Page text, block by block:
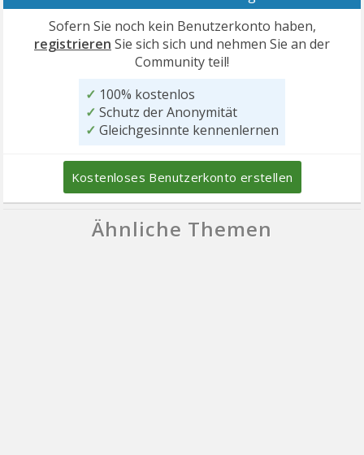
Sofern Sie noch kein Benutzerkonto haben,
registrieren Sie sich sich und nehmen Sie an der
Community teil!
✓ 100% kostenlos
✓ Schutz der Anonymität
✓ Gleichgesinnte kennenlernen
Kostenloses Benutzerkonto erstellen
Ähnliche Themen